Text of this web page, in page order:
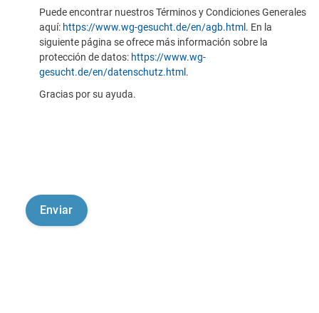
Puede encontrar nuestros Términos y Condiciones Generales
aquí: https://www.wg-gesucht.de/en/agb.html . En la
siguiente página se ofrece más información sobre la
protección de datos: https://www.wg-
gesucht.de/en/datenschutz.html .
Gracias por su ayuda.